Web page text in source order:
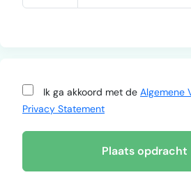
Ik ga akkoord met deAlgemene
Privacy Statement
Plaats opdracht